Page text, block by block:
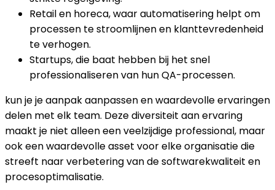
Retail en horeca, waar automatisering helpt om
processen te stroomlijnen en klanttevredenheid
te verhogen.
Startups, die baat hebben bij het snel
professionaliseren van hun QA-processen.
kun je je aanpak aanpassen en waardevolle ervaringen
delen met elk team. Deze diversiteit aan ervaring
maakt je niet alleen een veelzijdige professional, maar
ook een waardevolle asset voor elke organisatie die
streeft naar verbetering van de softwarekwaliteit en
procesoptimalisatie.